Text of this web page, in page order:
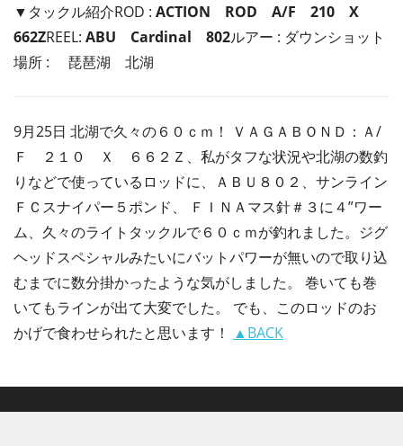
▼タックル紹介ROD : ACTION ROD A/F 210 X
662ZREEL: ABU Cardinal 802ルアー : ダウンショット
場所 : 琵琶湖 北湖
9月25日 北湖で久々の６０ｃｍ！ ＶＡＧＡＢＯＮＤ：Ａ/
Ｆ ２１０ Ｘ ６６２Ｚ、私がタフな状況や北湖の数釣
りなどで使っているロッドに、ＡＢＵ８０２、サンライン
ＦＣスナイパー５ポンド、 ＦＩＮＡマス針＃３に４”ワー
ム、久々のライトタックルで６０ｃｍが釣れました。ジグ
ヘッドスペシャルみたいにバットパワーが無いので取り込
むまでに数分掛かったような気がしました。 巻いても巻
いてもラインが出て大変でした。 でも、このロッドのお
かげで食わせられたと思います！
▲BACK